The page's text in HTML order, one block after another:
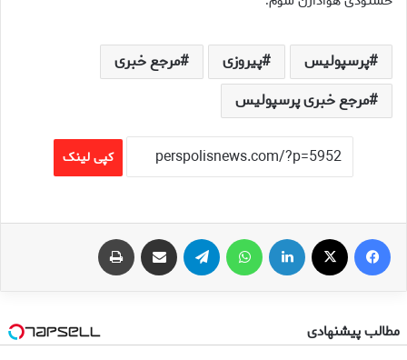
پرسپولیس پیروزی
مرجع خبری
مرجع خبری پرسپولیس
کپی لینک
فیس بوک لینکدین تلگرام اشتراک گذاری از طریق ایمیل
مطالب پیشنهادی